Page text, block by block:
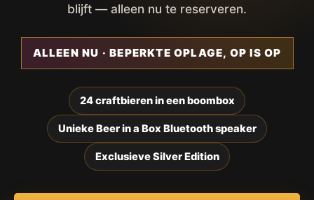
blijft — alleen nu te reserveren.
ALLEEN NU · BEPERKTE OPLAGE, OP IS OP
24 craftbieren in een boombox
Unieke Beer in a Box Bluetooth speaker
Exclusieve Silver Edition